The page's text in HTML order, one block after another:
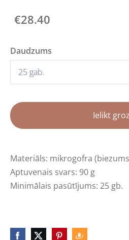
€28.40
Daudzums
Ielikt
Materiāls: mikrogofra
Aptuvenais svars: 90 g
Minimālais pasūtījums: 25 gb.